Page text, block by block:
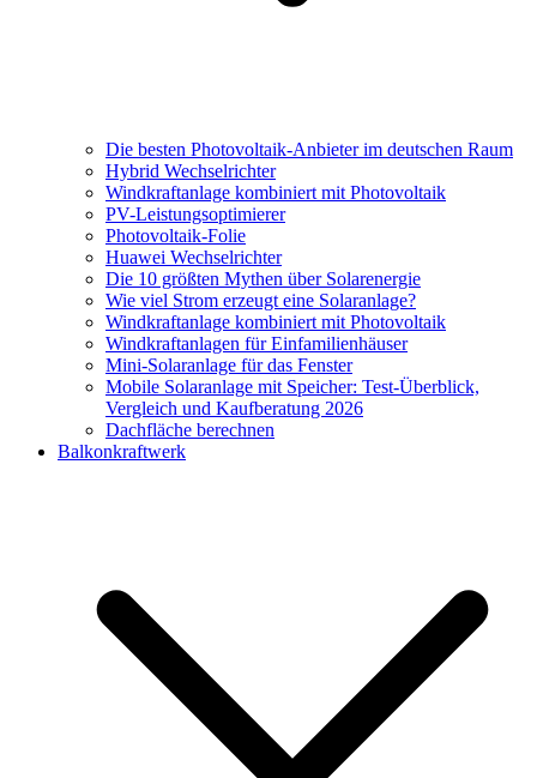
Die besten Photovoltaik-Anbieter im deutschen Raum
Hybrid Wechselrichter
Windkraftanlage kombiniert mit Photovoltaik
PV-Leistungsoptimierer
Photovoltaik-Folie
Huawei Wechselrichter
Die 10 größten Mythen über Solarenergie
Wie viel Strom erzeugt eine Solaranlage?
Windkraftanlage kombiniert mit Photovoltaik
Windkraftanlagen für Einfamilienhäuser
Mini-Solaranlage für das Fenster
Mobile Solaranlage mit Speicher: Test-Überblick,
Vergleich und Kaufberatung 2026
Dachfläche berechnen
Balkonkraftwerk